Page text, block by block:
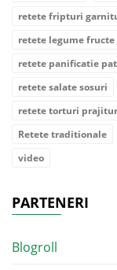
retete fripturi
retete legume fructe
retete panificatie
retete salate sosuri
retete torturi
Retete traditionale
video
PARTENERI
Blogroll